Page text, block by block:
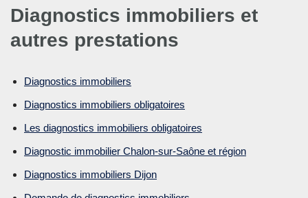
Diagnostics immobiliers et
autres prestations
Diagnostics immobiliers
Diagnostics immobiliers obligatoires
Les diagnostics immobiliers obligatoires
Diagnostic immobilier Chalon-sur-Saône et région
Diagnostics immobiliers Dijon